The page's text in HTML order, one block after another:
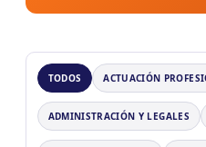
TODOS ACTUACIÓN
ADMINISTRACIÓN Y LEGALES